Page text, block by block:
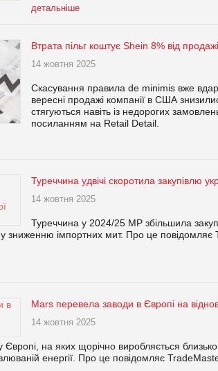
детальніше
Втрата пільг коштує Shein 8% від
14 жовтня 2025
Скасування правила de minimis вже
вересні продажі компанії в США
стягуються навіть із недорогих
посиланням на Retail Detail.
Туреччина удвічі скоротила закупівлю
14 жовтня 2025
Туреччина у 2024/25 МР збільшила
зниженню імпортних мит. Про це
Mars перевела заводи в Європі на
14 жовтня 2025
Європі, на яких щорічно виробляється
енергії. Про це повідомляє